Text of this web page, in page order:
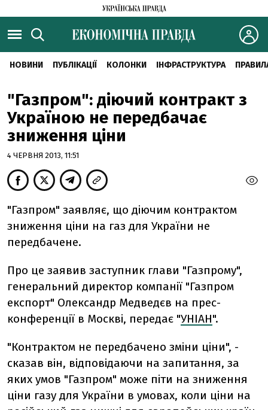
НОВИНИ ПУБЛІКАЦІЇ КОЛОНКИ ІНФРАСТРУКТУРА
"Газпром": діючий контракт з
Україною не передбачає
зниження ціни
4 ЧЕРВНЯ 2013, 11:51
"Газпром" заявляє, що діючим контрактом
зниження ціни на газ для України не
передбачене.
Про це заявив заступник глави "Газпрому",
генеральний директор компанії "Газпром
експорт" Олександр Медведєв на прес-
конференції в Москві, передає "УНІАН".
"Контрактом не передбачено зміни ціни", -
сказав він, відповідаючи на запитання, за
яких умов "Газпром" може піти на зниження
ціни газу для України в умовах, коли ціни на